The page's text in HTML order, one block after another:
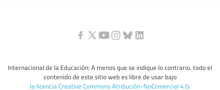
Internacional de la Educación: A menos que se indique lo contrario, todo el
contenido de este sitio web es libre de usar bajo
la licencia Creative Commons Atribución-NoComercial 4.0.